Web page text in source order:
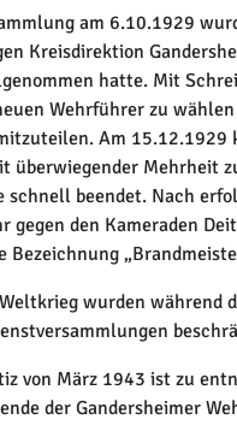
am 6.10.1929
Kreisdirektion
hatte. Mit
Wehrführer zu
Am 15.12.1929
überwiegender Mehrheit
schnell beendet. Nach
gegen den Kameraden
Bezeichnung
wurden während
von März 1943 ist zu
der Gandersheimer